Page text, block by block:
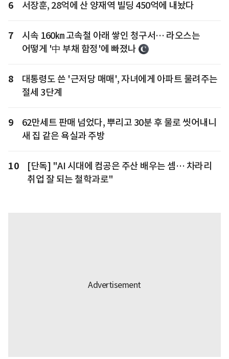
6 서장훈, 28억에 산 양재역 빌딩 450억에 내놨다
7
시속 160㎞ 고속철 아래 쌓인 청구서… 라오스는
어떻게 '中 부채 함정'에 빠졌나
8
대통령도 쓴 '근저당 매매', 자녀에게 아파트 물려주는
절세 3단계
9
62만세트 판매 넘었다, 뿌리고 30분 후 물로 씻어내니
새 집 같은 욕실과 주방
10
[단독] "AI 시대에 컴공은 주산 배우는 셈… 차라리
취업 잘 되는 철학과로"